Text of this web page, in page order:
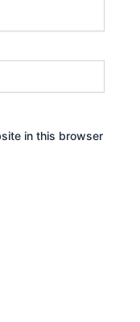
in this browser